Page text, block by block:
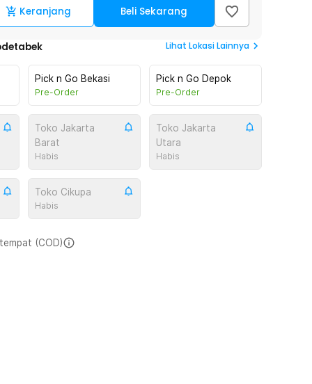
Keranjang Beli Sekarang
Lihat Lokasi Lainnya
Pick n Go Bekasi
Pre-Order
Pick n Go Depok
Pre-Order
Toko Jakarta
Barat
Habis
Toko Jakarta
Utara
Habis
Toko Cikupa
Habis
(COD)